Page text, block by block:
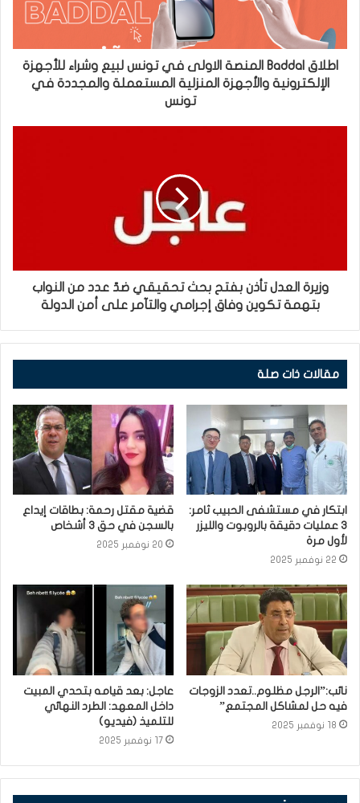
اطلاق Baddal المنصة الاولى في تونس لبيع وشراء للأجهزة
الإلكترونية والأجهزة المنزلية المستعملة والمجددة في
تونس
وزيرة العدل تأذن بفتح بحث تحقيقي ضدّ عدد من النواب
بتهمة تكوين وفاق إجرامي والتآمر على أمن الدولة
مقالات ذات صلة
ابتكار في مستشفى الحبيب ثامر:
3 عمليات دقيقة بالروبوت والليزر
لأول مرة
22 نوفمبر 2025
قضية مقتل رحمة: بطاقات إيداع
بالسجن في حق 3 أشخاص
20 نوفمبر 2025
نائب:”الرجل مظلوم..تعدد الزوجات
فيه حل لمشاكل المجتمع”
18 نوفمبر 2025
عاجل: بعد قيامه بتحدي المبيت
داخل المعهد: الطرد النهائي
للتلميذ (فيديو)
17 نوفمبر 2025